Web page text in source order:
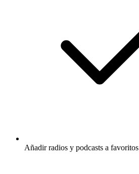
Añadir radios y podcasts a favoritos